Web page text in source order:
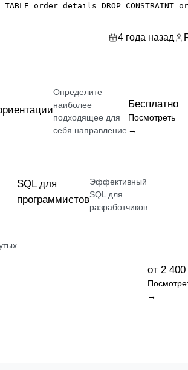
TABLE order_details DROP CONSTRAINT
4 года назад
Определите
наиболее
подходящее для
себя направление
Бесплатно
Посмотреть
→
SQL для
программистов
Эффективный
SQL для
разработчиков
от 2
→